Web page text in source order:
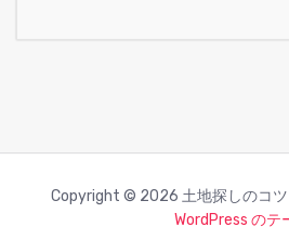
Copyright © 2026 土地探しのコ
WordPress のテ